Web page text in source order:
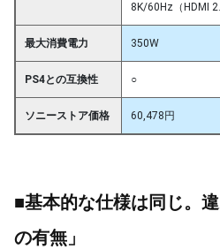
8K/60Hz（HDMI
最大消費電力 350W
PS4との互換性 ○
ソニーストア価格 60,478円
■基本的な仕様は同じ。
の有無」